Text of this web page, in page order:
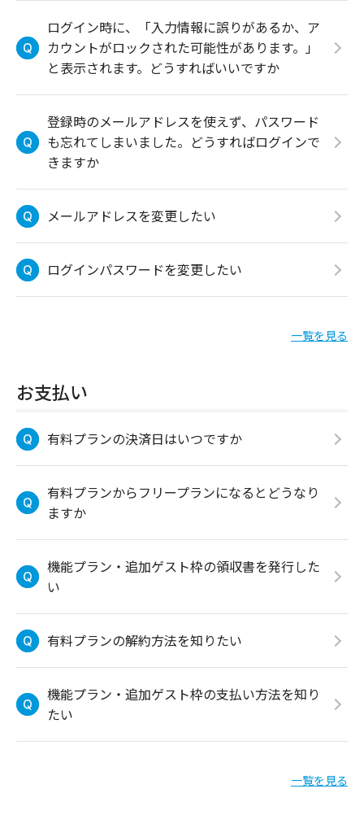
ログイン時に、「入力情報に誤りがあるか、ア
カウントがロックされた可能性があります。」
と表示されます。どうすればいいですか
登録時のメールアドレスを使えず、パスワード
も忘れてしまいました。どうすればログインで
きますか
メールアドレスを変更したい
ログインパスワードを変更したい
一覧を見る
お支払い
有料プランの決済日はいつですか
有料プランからフリープランになるとどうなり
ますか
機能プラン・追加ゲスト枠の領収書を発行した
い
有料プランの解約方法を知りたい
機能プラン・追加ゲスト枠の支払い方法を知り
たい
一覧を見る